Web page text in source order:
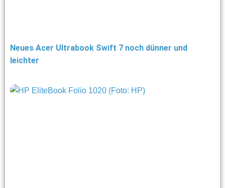
Neues Acer Ultrabook Swift 7 noch dünner und
leichter